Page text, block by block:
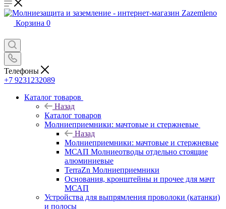
Корзина 0
Телефоны
+7 9231232089
Каталог товаров
Назад
Каталог товаров
Молниеприемники: мачтовые и стержневые
Назад
Молниеприемники: мачтовые и стержневые
МСАП Молниеотводы отдельно стоящие
алюминиевые
TerraZn Молниеприемники
Основания, кронштейны и прочее для мачт
МСАП
Устройства для выпрямления проволоки (катанки)
и полосы